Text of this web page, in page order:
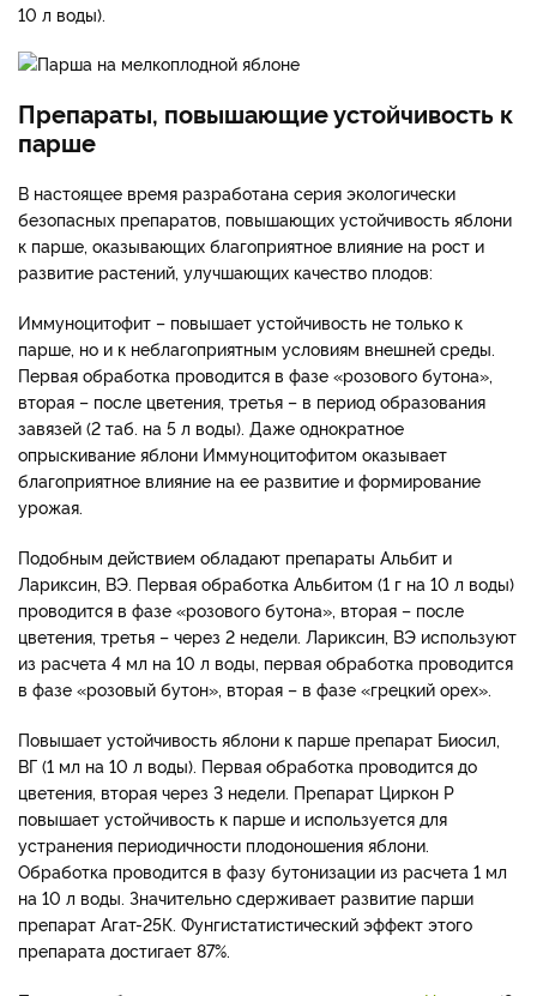
10 л воды).
Препараты, повышающие устойчивость к
парше
В настоящее время разработана серия экологически
безопасных препаратов, повышающих устойчивость яблони
к парше, оказывающих благоприятное влияние на рост и
развитие растений, улучшающих качество плодов:
Иммуноцитофит – повышает устойчивость не только к
парше, но и к неблагоприятным условиям внешней среды.
Первая обработка проводится в фазе «розового бутона»,
вторая – после цветения, третья – в период образования
завязей (2 таб. на 5 л воды). Даже однократное
опрыскивание яблони Иммуноцитофитом оказывает
благоприятное влияние на ее развитие и формирование
урожая.
Подобным действием обладают препараты Альбит и
Лариксин, ВЭ. Первая обработка Альбитом (1 г на 10 л воды)
проводится в фазе «розового бутона», вторая – после
цветения, третья – через 2 недели. Лариксин, ВЭ используют
из расчета 4 мл на 10 л воды, первая обработка проводится
в фазе «розовый бутон», вторая – в фазе «грецкий орех».
Повышает устойчивость яблони к парше препарат Биосил,
ВГ (1 мл на 10 л воды). Первая обработка проводится до
цветения, вторая через 3 недели. Препарат Циркон Р
повышает устойчивость к парше и используется для
устранения периодичности плодоношения яблони.
Обработка проводится в фазу бутонизации из расчета 1 мл
на 10 л воды. Значительно сдерживает развитие парши
препарат Агат-25К. Фунгистатистический эффект этого
препарата достигает 87%.